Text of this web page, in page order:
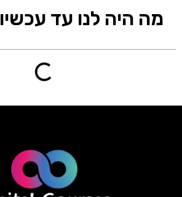
מה היה לנו עד עכשיו